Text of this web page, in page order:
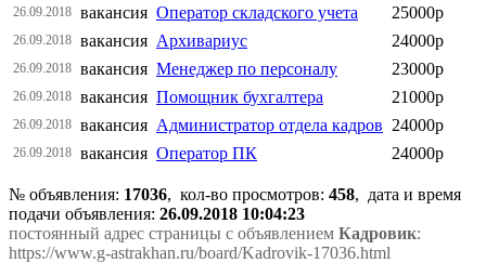
26.09.2018 вакансия Оператор складского учета 25000р
26.09.2018 вакансия Архивариус 24000р
26.09.2018 вакансия Менеджер по персоналу 23000р
26.09.2018 вакансия Помощник бухгалтера 21000р
26.09.2018 вакансия Администратор отдела кадров 24000р
26.09.2018 вакансия Оператор ПК 24000р
№ объявления: 17036, кол-во просмотров: 458, дата и время
подачи объявления: 26.09.2018 10:04:23
постоянный адрес страницы с объявлением Кадровик:
https://www.g-astrakhan.ru/board/Kadrovik-17036.html